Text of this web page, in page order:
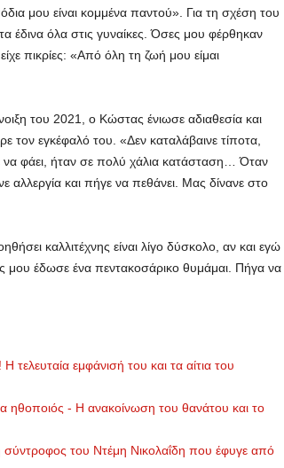
μου είναι κομμένα παντού». Για τη σχέση του
έδινα όλα στις γυναίκες. Όσες μου φέρθηκαν
πικρίες: «Από όλη τη ζωή μου είμαι
του 2021, ο Κώστας ένιωσε αδιαθεσία και
εγκέφαλό του. «Δεν καταλάβαινε τίποτα,
να φάει, ήταν σε πολύ χάλια κατάσταση… Όταν
και πήγε να πεθάνει. Μας δίνανε στο
καλλιτέχνης είναι λίγο δύσκολο, αν και εγώ
μου έδωσε ένα πεντακοσάρικο θυμάμαι. Πήγα να
εμφάνισή του και τα αίτια του
- Η ανακοίνωση του θανάτου και το
του Ντέμη Νικολαΐδη που έφυγε από